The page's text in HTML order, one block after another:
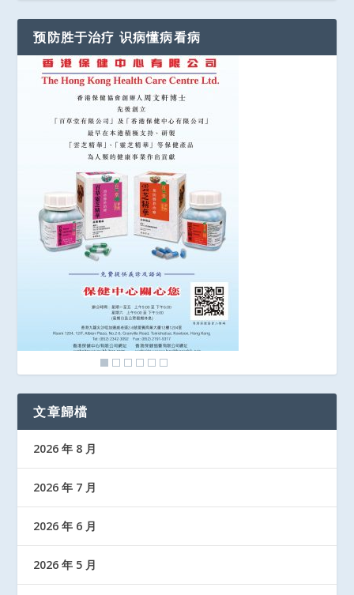
预防胜于治疗 识病懂病看病
文章歸檔
2026 年 8 月
2026 年 7 月
2026 年 6 月
2026 年 5 月